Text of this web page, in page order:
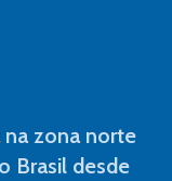
na zona norte
Brasil desde